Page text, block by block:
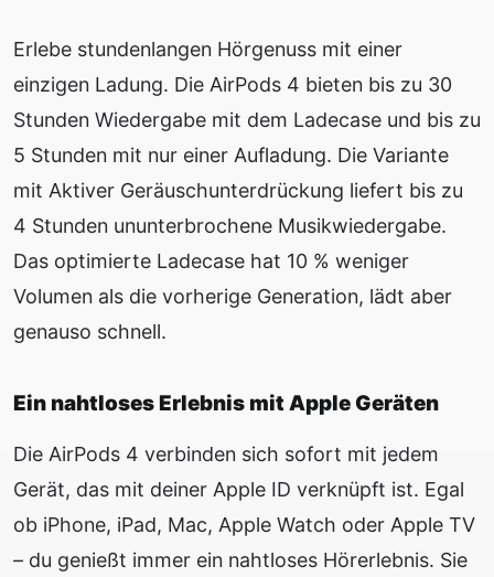
Erlebe stundenlangen Hörgenuss mit einer
einzigen Ladung. Die AirPods 4 bieten bis zu 30
Stunden Wiedergabe mit dem Ladecase und bis zu
5 Stunden mit nur einer Aufladung. Die Variante
mit Aktiver Geräuschunterdrückung liefert bis zu
4 Stunden ununterbrochene Musikwiedergabe.
Das optimierte Ladecase hat 10 % weniger
Volumen als die vorherige Generation, lädt aber
genauso schnell.
Ein nahtloses Erlebnis mit Apple Geräten
Die AirPods 4 verbinden sich sofort mit jedem
Gerät, das mit deiner Apple ID verknüpft ist. Egal
ob iPhone, iPad, Mac, Apple Watch oder Apple TV
– du genießt immer ein nahtloses Hörerlebnis. Sie